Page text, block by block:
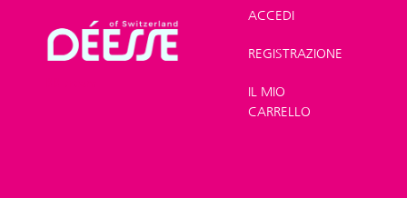
Shop>Trucco>
ACCEDI
REGISTRAZIONE
IL MIO
CARRELLO